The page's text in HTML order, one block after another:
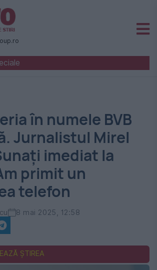
în numele BVB
Jurnalistul Mirel
imediat la
primit un
telefon
8 mai 2025, 12:58
ȘTIREA